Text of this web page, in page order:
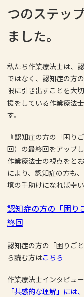
つのステッ
ました。
私たち作業療法士は、
ではなく、認知症の方
限に引き出すことを大
援をしている作業療法
す。
『認知症の方の「困り
回）の最終回をアップし
作業療法士の視点をと
により、認知症の方も
境の手助けになれば幸い
認知症の方の「困り
終回
認知症の方の「困りご
ら読む方はこちら
作業療法士インタビュ
「共感的な理解」には